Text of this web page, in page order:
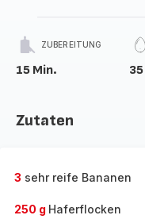
ZUBEREITUNG
15 Min.
Zutaten
3 sehr reife Bananen
250 g Haferflocken